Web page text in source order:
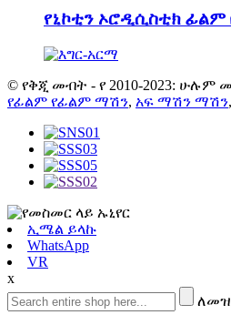
የኒኮቲን ኦሮዲሲስቲክ
© የቅጂ መብት - የ 2010-2023:
የፊልም የፊልም ማሽን, አፍ ማሽን ማሽን,
ኢሜል ይላኩ
WhatsApp
VR
x